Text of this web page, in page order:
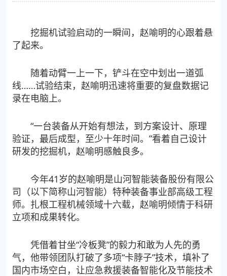
挖掘机试验启动的一瞬间，赵喻明的心跟着悬
了起来。
随着动臂一上一下，铲斗在空中划出一道弧
线……试验结束，赵喻明迅速将重要的复盘数据记
录在电脑上。
“一台装备从开始有想法，到方案设计、原理
验证，最后成型，至少十年时间。”看着自己设计
研发的挖掘机，赵喻明感触良多。
今年41岁的赵喻明是山河智能装备股份有限公
司（以下简称山河智能）特种装备事业部高级工程
师。扎根工程机械领域十六载，赵喻明倾情于科研
立项和成果转化。
凭借着甘坐“冷板凳”的毅力和敢为人先的勇
气，他带领团队打破了多项“卡脖子”技术，填补了
国内市场空白，让应急救援装备智能化及节能技术